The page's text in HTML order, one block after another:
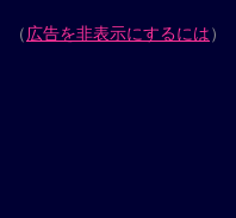
（広告を非表示にするには）